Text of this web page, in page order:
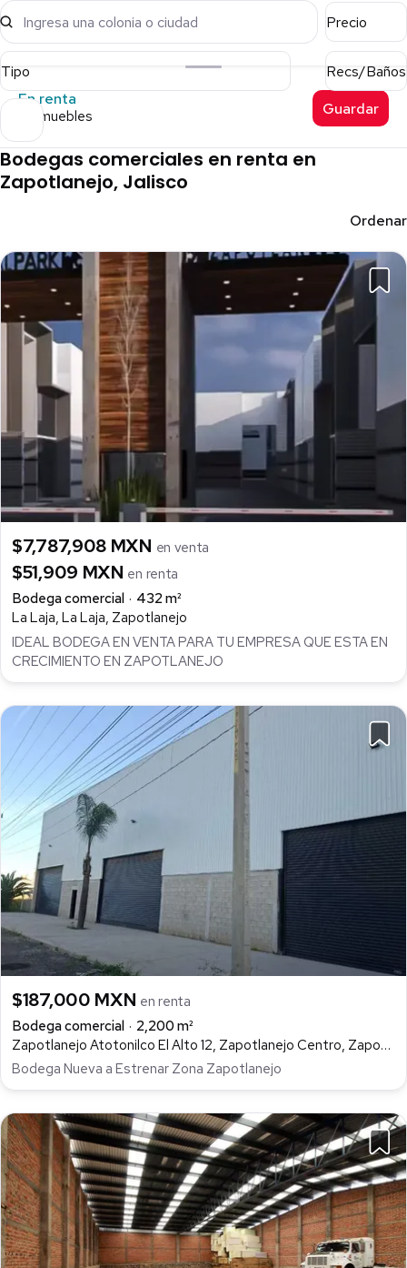
Ingresa una colonia o ciudad Precio
Tipo
Recs/Baños
En renta
8 inmuebles Guardar
Bodegas comerciales en renta en
Zapotlanejo, Jalisco
Ordenar
$7,787,908 MXN en venta
$51,909 MXN en renta
Bodega comercial
432 m²
La Laja, La Laja, Zapotlanejo
IDEAL BODEGA EN VENTA PARA TU EMPRESA QUE ESTA EN
CRECIMIENTO EN ZAPOTLANEJO
$187,000 MXN en renta
Bodega comercial
2,200 m²
Zapotlanejo Atotonilco El Alto 12, Zapotlanejo Centro, Zapotlanejo
Bodega Nueva a Estrenar Zona Zapotlanejo